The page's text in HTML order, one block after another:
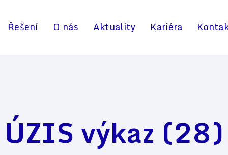
Řešení O nás Aktuality Kariéra
ÚZIS výkaz (28)